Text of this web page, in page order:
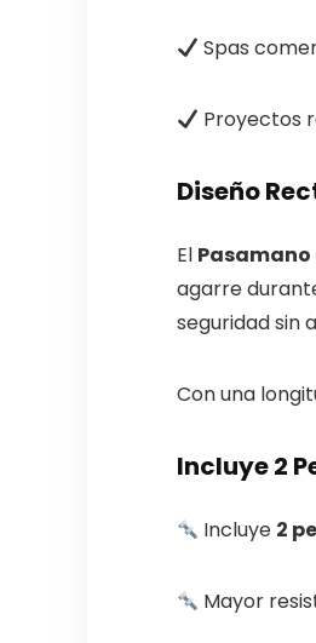
Spas
Proyectos
Diseño
El Pasamano
agarre
seguridad sin
Con una
Incluye 2
Incluye 2
Mayor